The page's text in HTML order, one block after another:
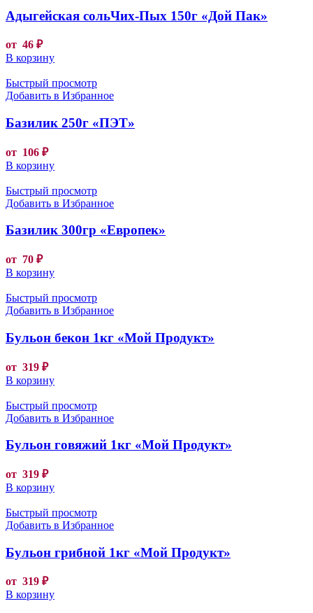
Адыгейская сольЧих-Пых 150г «Дой Пак»
от 46 ₽
В корзину
Быстрый просмотр
Добавить в Избранное
Базилик 250г «ПЭТ»
от 106 ₽
В корзину
Быстрый просмотр
Добавить в Избранное
Базилик 300гр «Европек»
от 70 ₽
В корзину
Быстрый просмотр
Добавить в Избранное
Бульон бекон 1кг «Мой Продукт»
от 319 ₽
В корзину
Быстрый просмотр
Добавить в Избранное
Бульон говяжий 1кг «Мой Продукт»
от 319 ₽
В корзину
Быстрый просмотр
Добавить в Избранное
Бульон грибной 1кг «Мой Продукт»
от 319 ₽
В корзину